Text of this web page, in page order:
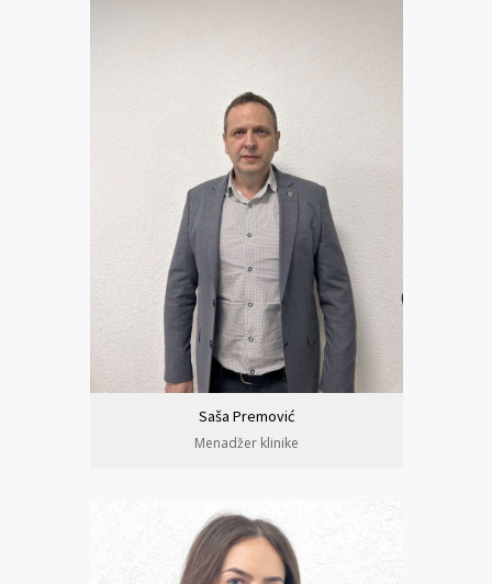
Saša Premović
Menadžer klinike